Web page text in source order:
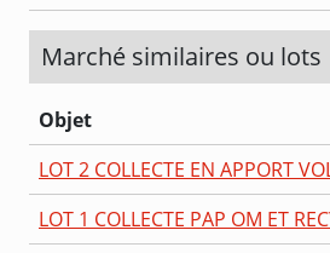
Marché similaires ou lots
Objet
LOT 2 COLLECTE EN APPORT
LOT 1 COLLECTE PAP OM ET